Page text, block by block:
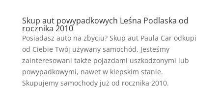
Skup aut powypadkowych Leśna Podlaska od
rocznika 2010
Posiadasz auto na zbyciu? Skup aut Paula Car odkupi
od Ciebie Twój używany samochód. Jesteśmy
zainteresowani także pojazdami uszkodzonymi lub
powypadkowymi, nawet w kiepskim stanie.
Skupujemy samochody już od rocznika 2010.